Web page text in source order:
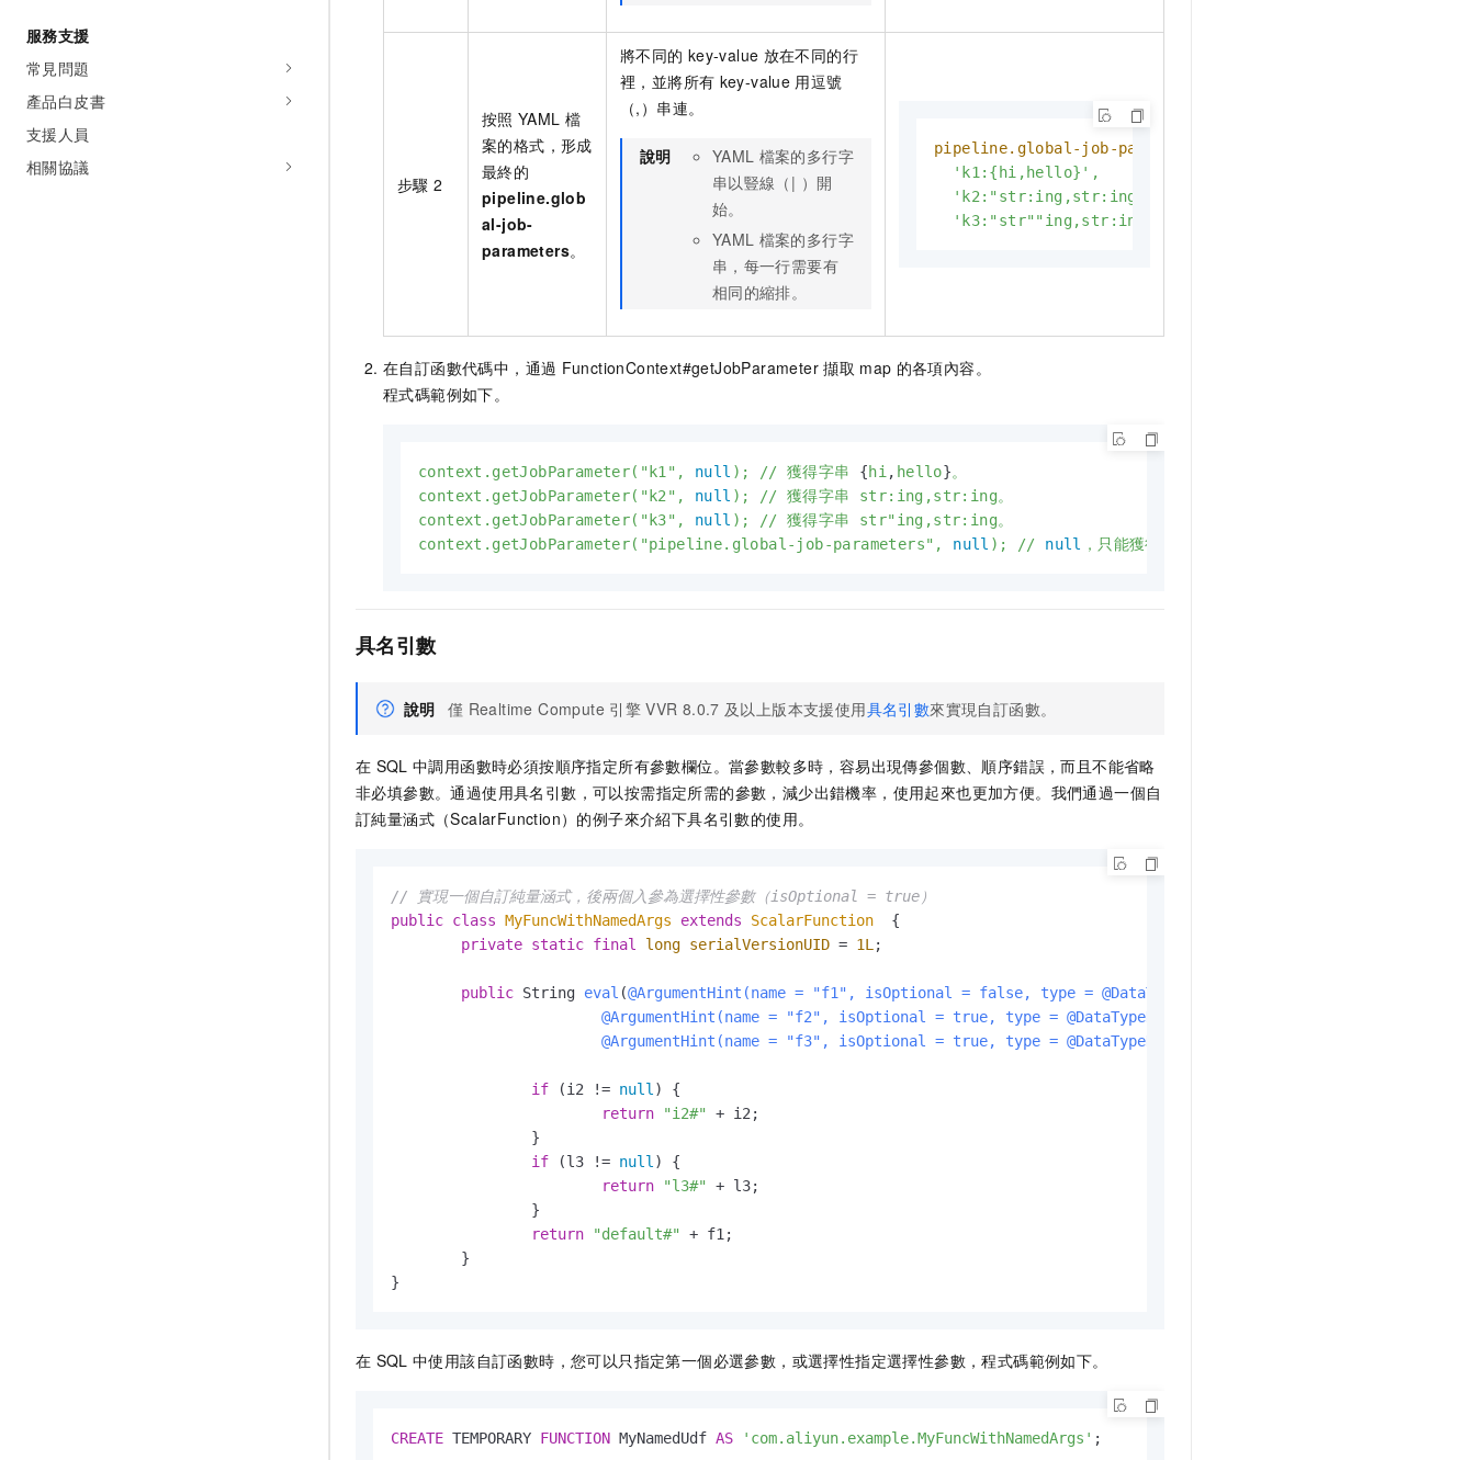
服務支援
常見問題
產品白皮書
支援人員
相關協議
步驟 2
按照 YAML 檔
案的格式，形成
最終的
pipeline.glob
al-job-
parameters。
將不同的 key-value 放在不同的行
裡，並將所有 key-value 用逗號
（,）串連。
說明 YAML 檔案的多行字
串以豎線（| ）開
始。
YAML 檔案的多行字
串，每一行需要有
相同的縮排。
pipeline.global-job-parameters:
  'k1:{hi,hello}',
  'k2:"str:ing,str:ing"',
  'k3:"str""ing,str:ing"'
在自訂函數代碼中，通過 FunctionContext#getJobParameter 擷取 map 的各項內容。
程式碼範例如下。
context.getJobParameter("k1", null ); // 獲得字串 {hi , hello}。
context.getJobParameter("k2",
null ); // 獲得字串
str:ing,str:ing。
context.getJobParameter("k3",
null ); // 獲得字串
str"ing,str:ing。
context.getJobParameter("pipeline.global-job-parameters",
null ); // null ，只能獲得pipeline.global-job-parameters裡定義
具名引數
說明 僅 Realtime Compute 引擎 VVR 8.0.7 及以上版本支援使用具名引數來實現自訂函數。
在 SQL 中調用函數時必須按順序指定所有參數欄位。當參數較多時，容易出現傳參個數、順序錯誤，而且不能省略
非必填參數。通過使用具名引數，可以按需指定所需的參數，減少出錯機率，使用起來也更加方便。我們通過一個自
訂純量涵式（ScalarFunction）的例子來介紹下具名引數的使用。
// 實現一個自訂純量涵式，後兩個入參為選擇性參數（isOptional = true）
public class MyFuncWithNamedArgs extends ScalarFunction
  {
private static final long serialVersionUID = 1L ;
public String eval (@ArgumentHint(name = "f1", isOptional = false, type = @DataTypeHint("STRING"))
@ArgumentHint(name = "f2", isOptional = true, type = @DataTypeHint("INT"))
@ArgumentHint(name = "f3", isOptional = true, type = @DataTypeHint("LONG"))
if (i2 != null ) {
return
"i2#"
+ i2;
if (l3 != null ) {
return
"l3#"
+ l3;
return
"default#"
+ f1;
}
在 SQL 中使用該自訂函數時，您可以只指定第一個必選參數，或選擇性指定選擇性參數，程式碼範例如下。
CREATE TEMPORARY FUNCTION MyNamedUdf AS 'com.aliyun.example.MyFuncWithNamedArgs' ;